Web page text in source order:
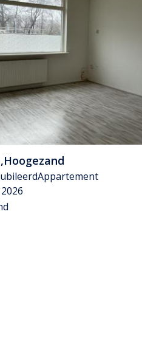
,Hoogezand
Appartement